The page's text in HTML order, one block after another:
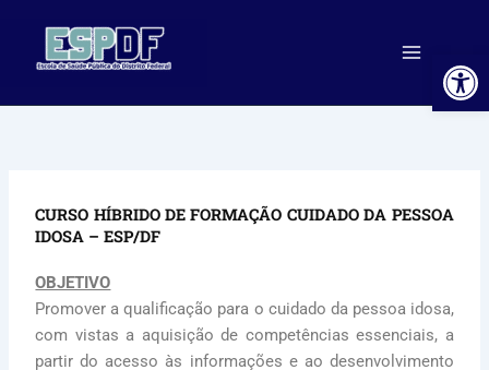
CURSO HÍBRIDO DE FORMAÇÃO CUIDADO DA PESSOA
IDOSA – ESP/DF
OBJETIVO
Promover a qualificação para o cuidado da pessoa idosa,
com vistas a aquisição de competências essenciais, a
partir do acesso às informações e ao desenvolvimento